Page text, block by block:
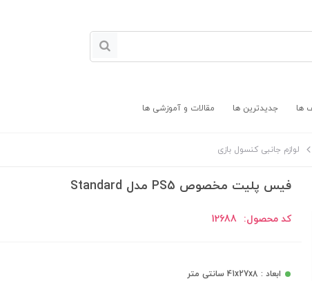
ها جدیدترین ها مقالات و آموزشی ها
لوازم جانبی کنسول بازی
فیس پلیت مخصوص PS5 مدل Standard
کد محصول: 12688
ابعاد : 41x27x8 سانتی متر